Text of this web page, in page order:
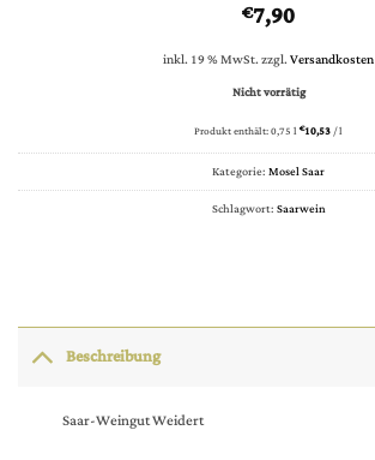
€7,90
inkl. 19 % MwSt.zzgl.Versandkosten
Nicht vorrätig
Produkt enthält: 0,75l €10,53/l
Kategorie:Mosel Saar
Schlagwort:Saarwein
Beschreibung
Saar-Weingut Weidert